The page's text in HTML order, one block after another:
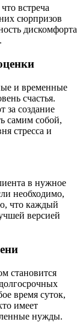
встреча
сюрпризов
дискомфорта
и временные
счастья.
за создание
самим собой,
стресса и
в нужное
необходимо,
что каждый
версией
становится
время суток,
имеет
нужды.